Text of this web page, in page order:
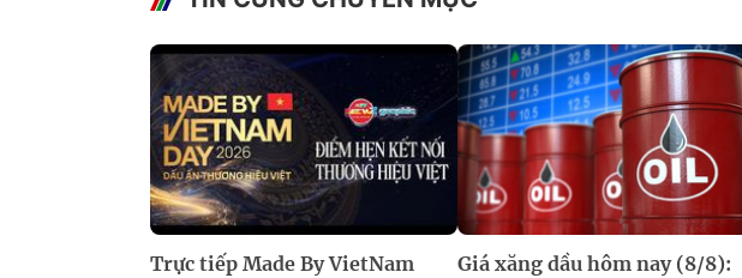
Trực tiếp Made By VietNam
Giá xăng dầu hôm nay (8/8):